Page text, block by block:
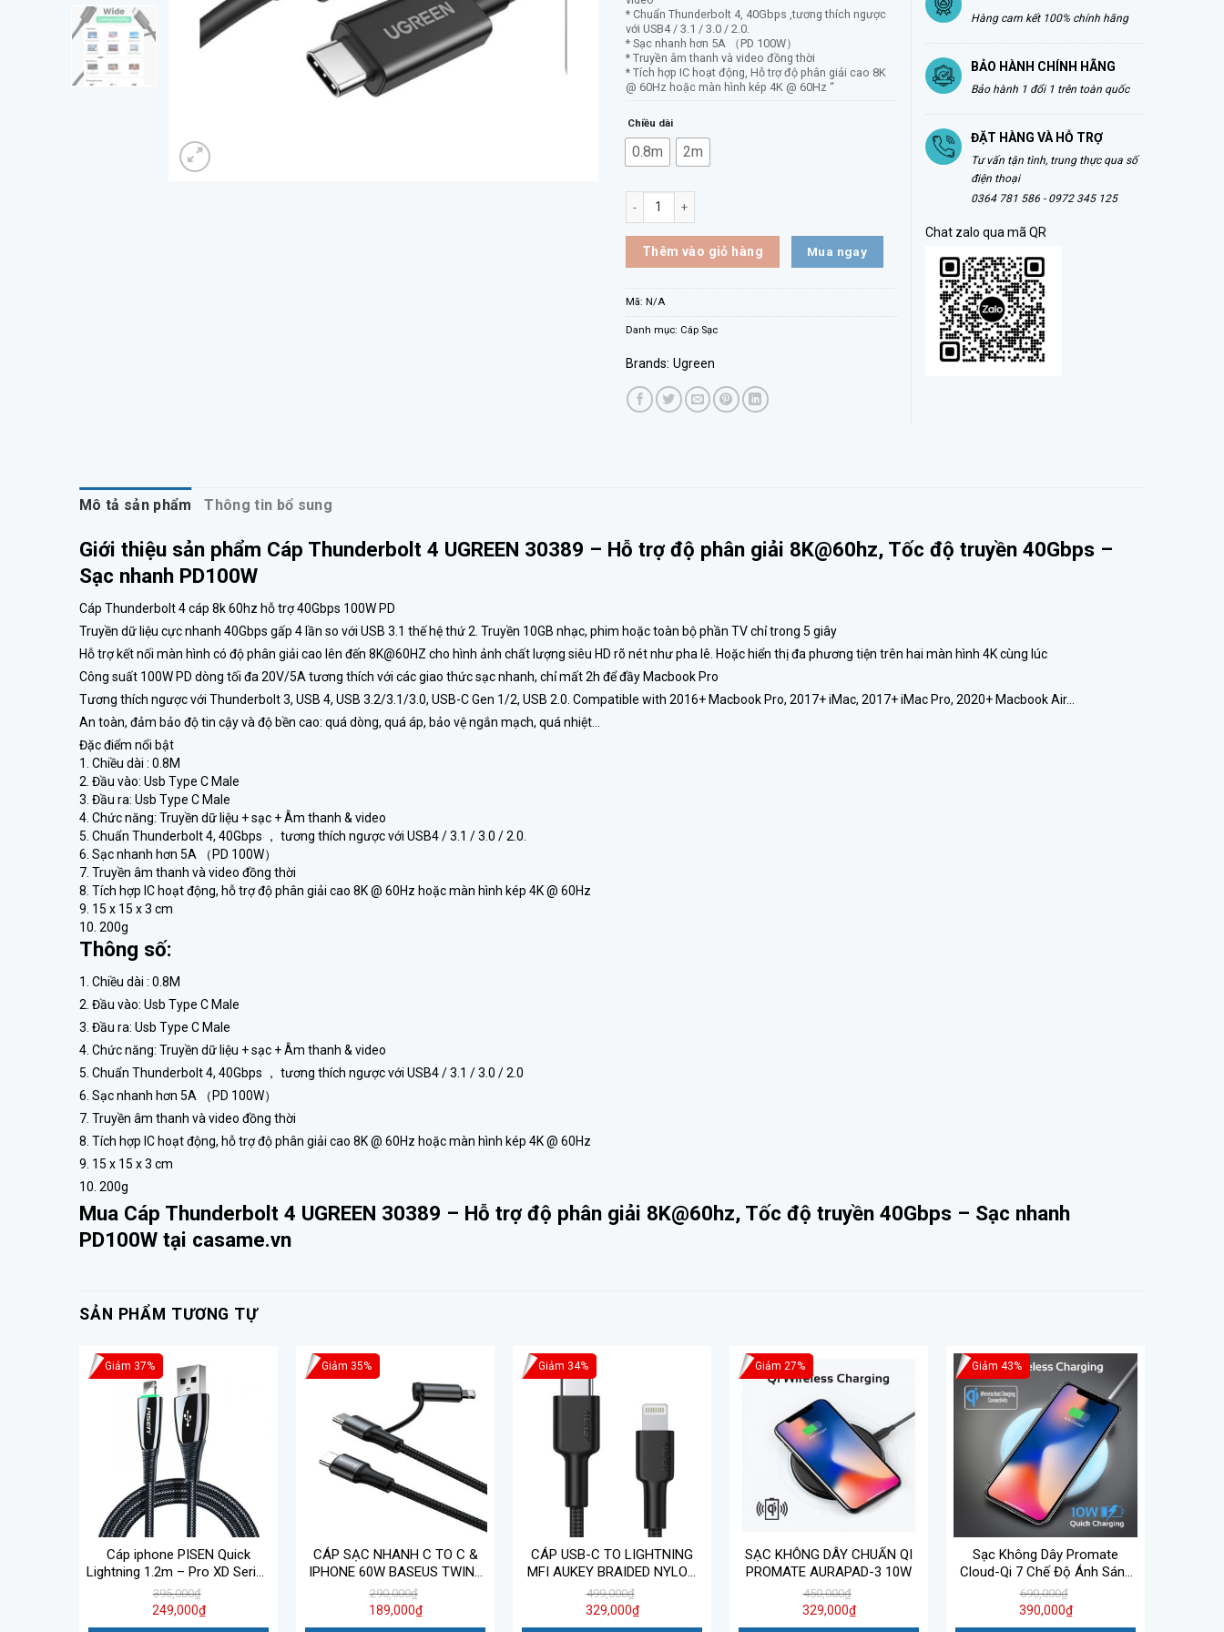
* Chuẩn Thunderbolt 4, 40Gbps ,tương thích ngược
với USB4 / 3.1 / 3.0 / 2.0.
* Sạc nhanh hơn 5A （PD 100W）
* Truyền âm thanh và video đồng thời
* Tích hợp IC hoạt động, Hỗ trợ độ phân giải cao 8K
@ 60Hz hoặc màn hình kép 4K @ 60Hz “
Chiều dài
0.8m 2m
Cáp Thunderbolt 4 UGREEN 30389 – Hỗ trợ độ phân giải 8K@60hz, Tốc độ truyền 40Gbps – Sạc nhanh PD100W
Thêm vào giỏ hàng Mua ngay
Mã: N/A
Danh mục: Cáp Sạc
Brands: Ugreen
Hàng cam kết 100% chính hãng
BẢO HÀNH CHÍNH HÃNG
Bảo hành 1 đổi 1 trên toàn quốc
ĐẶT HÀNG VÀ HỖ TRỢ
Tư vấn tận tình, trung thực qua số
điện thoại
0364 781 586 - 0972 345 125
Chat zalo qua mã QR
Mô tả sản phẩm Thông tin bổ sung
Giới thiệu sản phẩm Cáp Thunderbolt 4 UGREEN 30389 – Hỗ trợ độ phân giải 8K@60hz, Tốc độ truyền 40Gbps –
Sạc nhanh PD100W
Cáp Thunderbolt 4 cáp 8k 60hz hỗ trợ 40Gbps 100W PD
Truyền dữ liệu cực nhanh 40Gbps gấp 4 lần so với USB 3.1 thế hệ thứ 2. Truyền 10GB nhạc, phim hoặc toàn bộ phần TV chỉ trong 5 giây
Hỗ trợ kết nối màn hình có độ phân giải cao lên đến 8K@60HZ cho hình ảnh chất lượng siêu HD rõ nét như pha lê. Hoặc hiển thị đa phương tiện trên hai màn hình 4K cùng lúc
Công suất 100W PD dòng tối đa 20V/5A tương thích với các giao thức sạc nhanh, chỉ mất 2h để đầy Macbook Pro
Tương thích ngược với Thunderbolt 3, USB 4, USB 3.2/3.1/3.0, USB-C Gen 1/2, USB 2.0. Compatible with 2016+ Macbook Pro, 2017+ iMac, 2017+ iMac Pro, 2020+ Macbook Air…
An toàn, đảm bảo độ tin cậy và độ bền cao: quá dòng, quá áp, bảo vệ ngắn mạch, quá nhiệt…
Đặc điểm nổi bật
1. Chiều dài : 0.8M
2. Đầu vào: Usb Type C Male
3. Đầu ra: Usb Type C Male
4. Chức năng: Truyền dữ liệu + sạc + Âm thanh & video
5. Chuẩn Thunderbolt 4, 40Gbps ， tương thích ngược với USB4 / 3.1 / 3.0 / 2.0.
6. Sạc nhanh hơn 5A （PD 100W）
7. Truyền âm thanh và video đồng thời
8. Tích hợp IC hoạt động, hỗ trợ độ phân giải cao 8K @ 60Hz hoặc màn hình kép 4K @ 60Hz
9. 15 x 15 x 3 cm
10. 200g
Thông số:
1. Chiều dài : 0.8M
2. Đầu vào: Usb Type C Male
3. Đầu ra: Usb Type C Male
4. Chức năng: Truyền dữ liệu + sạc + Âm thanh & video
5. Chuẩn Thunderbolt 4, 40Gbps ， tương thích ngược với USB4 / 3.1 / 3.0 / 2.0
6. Sạc nhanh hơn 5A （PD 100W）
7. Truyền âm thanh và video đồng thời
8. Tích hợp IC hoạt động, hỗ trợ độ phân giải cao 8K @ 60Hz hoặc màn hình kép 4K @ 60Hz
9. 15 x 15 x 3 cm
10. 200g
Mua Cáp Thunderbolt 4 UGREEN 30389 – Hỗ trợ độ phân giải 8K@60hz, Tốc độ truyền 40Gbps – Sạc nhanh
PD100W tại casame.vn
SẢN PHẨM TƯƠNG TỰ
Giảm 37%
Cáp iphone PISEN Quick
Lightning 1.2m – Pro XD Series
XD-AL01-1200
395,000₫
249,000₫
Giảm 35%
CÁP SẠC NHANH C TO C &
IPHONE 60W BASEUS TWINS
2IN1 CATLYW-01
290,000₫
189,000₫
Giảm 34%
CÁP USB-C TO LIGHTNING
MFI AUKEY BRAIDED NYLON
CB-CL1 1.2M
499,000₫
329,000₫
Giảm 27%
SẠC KHÔNG DÂY CHUẨN QI
PROMATE AURAPAD-3 10W
450,000₫
329,000₫
Giảm 43%
Sạc Không Dây Promate
Cloud-Qi 7 Chế Độ Ánh Sáng
LED
690,000₫
390,000₫